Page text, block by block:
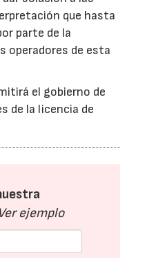
que hasta
parte de la
operadores de esta
el gobierno de
de la licencia de
Ver ejemplo